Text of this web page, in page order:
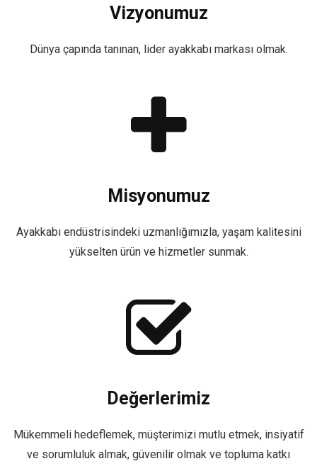
Vizyonumuz
Dünya çapında tanınan, lider ayakkabı markası olmak.
Misyonumuz
Ayakkabı endüstrisindeki uzmanlığımızla, yaşam kalitesini
yükselten ürün ve hizmetler sunmak.
Değerlerimiz
Mükemmeli hedeflemek, müşterimizi mutlu etmek, insiyatif
ve sorumluluk almak, güvenilir olmak ve topluma katkı